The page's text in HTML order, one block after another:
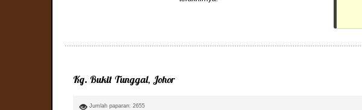
Kg. Bukit Tunggal, Johor
Jumlah paparan: 2655